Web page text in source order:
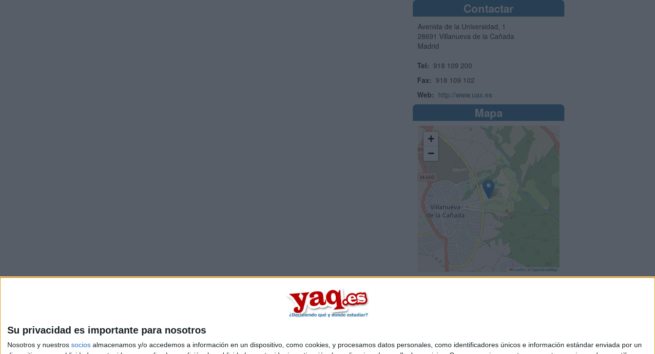
Su privacidad es importante para nosotros
Nosotros y nuestros socios almacenamos y/o accedemos a información en un dispositivo, como cookies, y procesamos datos personales, como identificadores únicos e información estándar enviada por un
Contactar
Avenida de la Universidad, 1
28691 Villanueva de la Cañada
Madrid
Tel: 918 109 200
Fax: 918 109 102
Web: http://www.uax.es
Mapa
+
−
Leaflet OpenStreetMap
Quiénes somos|Contactar|Anúnciate